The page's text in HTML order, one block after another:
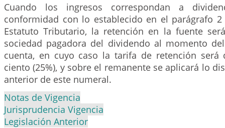
Cuando los ingresos correspondan a
conformidad con lo establecido en el parágrafo
Estatuto Tributario, la retención en la fuente
sociedad pagadora del dividendo al momento
cuenta, en cuyo caso la tarifa de retención será
ciento (25%), y sobre el remanente se aplicará lo
anterior de este numeral.
Notas de Vigencia
Jurisprudencia Vigencia
Legislación Anterior